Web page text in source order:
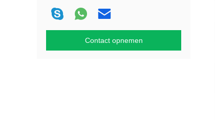
Contact opnemen